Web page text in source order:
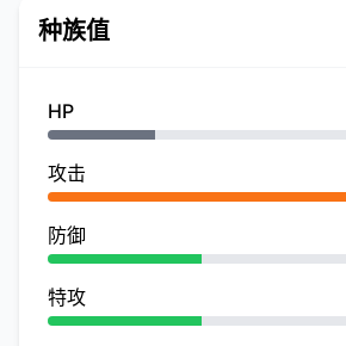
种族值
HP
攻击
防御
特攻